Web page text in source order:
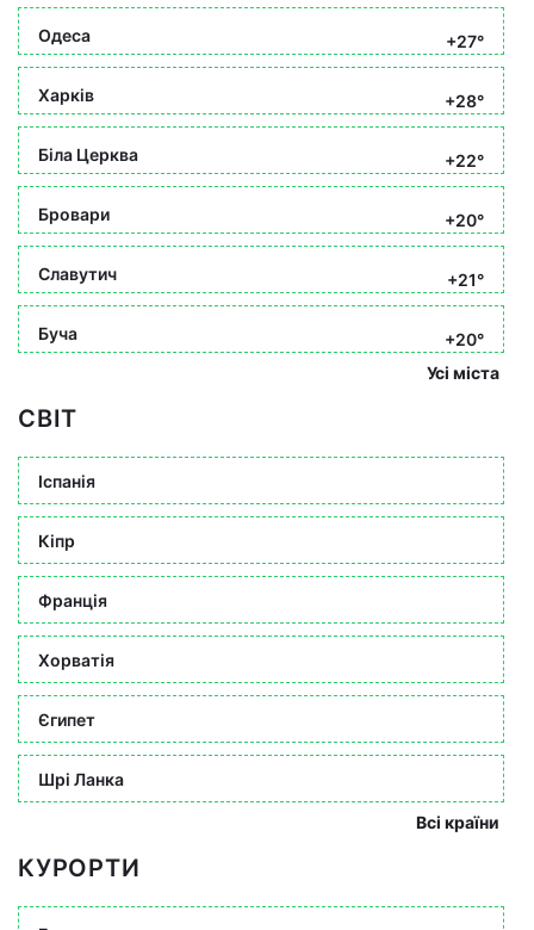
Одеса +27°
Харків +28°
Біла Церква +22°
Бровари +20°
Славутич +21°
Буча
+20°
Усі міста
СВІТ
Іспанія
Кіпр
Франція
Хорватія
Єгипет
Шрі Ланка
Всі країни
КУРОРТИ